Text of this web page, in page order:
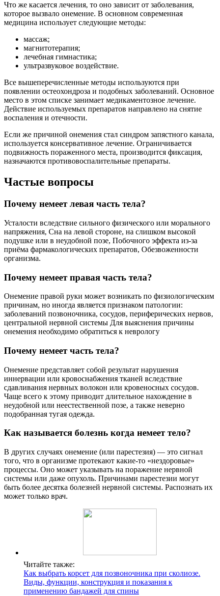
Что же касается лечения, то оно зависит от заболевания,
которое вызвало онемение. В основном современная
медицина использует следующие методы:
массаж;
магнитотерапия;
лечебная гимнастика;
ультразвуковое воздействие.
Все вышеперечисленные методы используются при
появлении остеохондроза и подобных заболеваний. Основное
место в этом списке занимает медикаментозное лечение.
Действие используемых препаратов направлено на снятие
воспаления и отечности.
Если же причиной онемения стал синдром запястного канала,
используется консервативное лечение. Ограничивается
подвижность пораженного места, производится фиксация,
назначаются противовоспалительные препараты.
Частые вопросы
Почему немеет левая часть тела?
Усталости вследствие сильного физического или морального
напряжения, Сна на левой стороне, на слишком высокой
подушке или в неудобной позе, Побочного эффекта из-за
приёма фармакологических препаратов, Обезвоженности
организма.
Почему немеет правая часть тела?
Онемение правой руки может возникать по физиологическим
причинам, но иногда является признаком патологии:
заболеваний позвоночника, сосудов, периферических нервов,
центральной нервной системы Для выяснения причины
онемения необходимо обратиться к неврологу
Почему немеет часть тела?
Онемение представляет собой результат нарушения
иннервации или кровоснабжения тканей вследствие
сдавливания нервных волокон или кровеносных сосудов.
Чаще всего к этому приводит длительное нахождение в
неудобной или неестественной позе, а также неверно
подобранная тугая одежда.
Как называется болезнь когда немеет тело?
В других случаях онемение (или парестезия) — это сигнал
того, что в организме протекают какие-то «нездоровые»
процессы. Оно может указывать на поражение нервной
системы или даже опухоль. Причинами парестезии могут
быть более десятка болезней нервной системы. Распознать их
может только врач.
Читайте также:
Как выбрать корсет для позвоночника при сколиозе.
Виды, функции, конструкция и показания к
применению бандажей для спины